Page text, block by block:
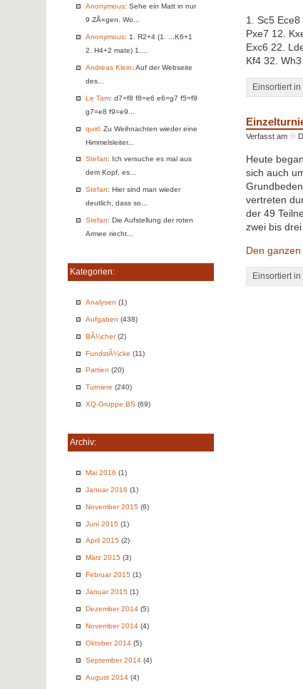
Anonymous: Sehe ein Matt in nur
9 ZÅ«gen. Wo...
Anonymous: 1. R2+4 (1. ...K6+1
2. H4+2 mate) 1....
Andreas Klein: Auf der Webseite
des...
Le Tam: d7=f8 f8=e6 e6=g7 f5=f9
g7=e8 f9=e9...
quirl: Zu Weihnachten wieder eine
Himmelsleiter...
Stefan: Ich versuche es mal aus
dem Kopf, es...
Stefan: Hier sind man wieder
deutlich, dass so...
Stefan: Die Aufstellung der roten
Armee riecht...
Kategorien:
Analysen (1)
Aufgaben (438)
BÃ¼cher(2)
FundstÃ¼cke (11)
Partien (20)
Turniere (240)
XQ-Gruppe BS (69)
Archiv:
Mai 2016 (1)
Januar 2016 (1)
November 2015 (6)
Juni 2015 (1)
April 2015 (2)
März 2015 (3)
Februar 2015 (1)
Januar 2015 (1)
Dezember 2014 (5)
November 2014 (4)
Oktober 2014 (5)
September 2014 (4)
August 2014 (4)
1. Sc5
Pxe7 12.
Exc6 22.
Kf4 32.
Einsortiert in
Verfasst am
Heute
sich auch
vertreten
der 49
zwei bis
Den
Einsortiert in